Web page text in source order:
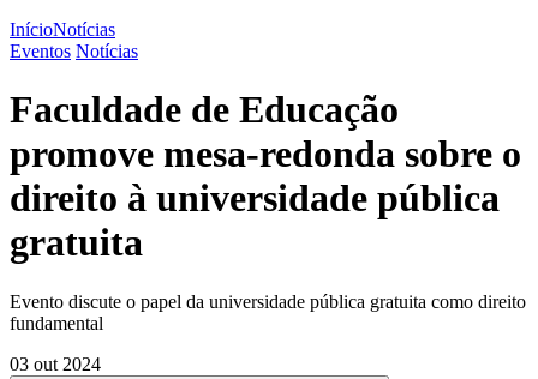
InícioNotícias
Eventos Notícias
Faculdade de Educação
promove mesa-redonda sobre o
direito à universidade pública
gratuita
Evento discute o papel da universidade pública gratuita como direito
fundamental
03 out 2024